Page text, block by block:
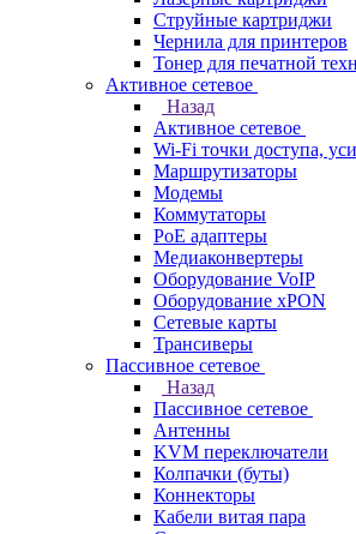
Струйные картриджи
Чернила для принтеров
Тонер для печатной
Активное сетевое
Назад
Активное сетевое
Wi-Fi точки доступа,
Маршрутизаторы
Модемы
Коммутаторы
PoE адаптеры
Медиаконвертеры
Оборудование VoIP
Оборудование xPON
Сетевые карты
Трансиверы
Пассивное сетевое
Назад
Пассивное сетевое
Антенны
KVM переключатели
Колпачки (буты)
Коннекторы
Кабели витая пара